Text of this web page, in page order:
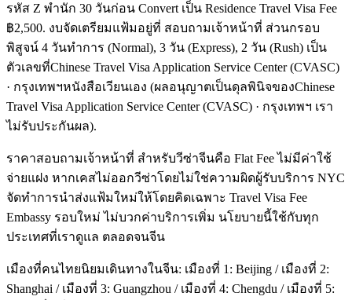
รหัส Z พำนัก 30 วันก่อน Convert เป็น Residence Travel Visa Fee
฿2,500. งบจัดเตรียมแฟ้มอยู่ที่ สอบถามเจ้าหน้าที่ ส่วนกรอบ
พิสูจน์ 4 วันทำการ (Normal), 3 วัน (Express), 2 วัน (Rush) เป็น
ตัวเลขที่Chinese Travel Visa Application Service Center (CVASC)
· กรุงเทพฯหนังสือเวียนเอง (ผลอนุญาตเป็นดุลพินิจของChinese
Travel Visa Application Service Center (CVASC) · กรุงเทพฯ เรา
ไม่รับประกันผล).
ราคาสอบถามเจ้าหน้าที่ สำหรับวีซ่าจีนคือ Flat Fee ไม่มีค่าใช้
จ่ายแฝง หากเคสไม่ออกวีซ่าโดยไม่ใช่ความผิดผู้รับบริการ NYC
จัดทำการนำส่งแฟ้มใหม่ให้โดยคิดเฉพาะ Travel Visa Fee
Embassy รอบใหม่ ไม่บวกค่าบริการเพิ่ม นโยบายนี้ใช้กับทุก
ประเทศที่เราดูแล ตลอดจนจีน
เมืองที่คนไทยนิยมเดินทางในจีน: เมืองที่ 1: Beijing / เมืองที่ 2:
Shanghai / เมืองที่ 3: Guangzhou / เมืองที่ 4: Chengdu / เมืองที่ 5: